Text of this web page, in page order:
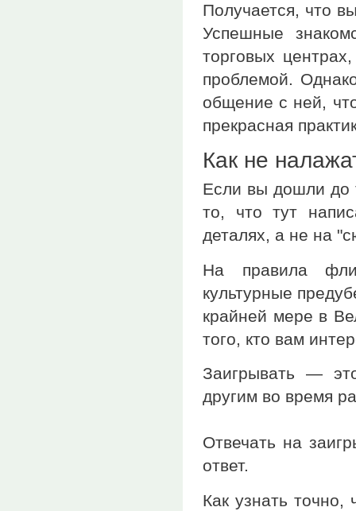
Получается, что
Успешные
торговых
проблемой.
общение с ней,
прекрасная
Как не
Если вы дошли до
то, что тут
деталях, а не на
На правила
культурные
крайней мере в
того, кто вам
Заигрывать —
другим во время
Отвечать на
ответ.
Как узнать точно,